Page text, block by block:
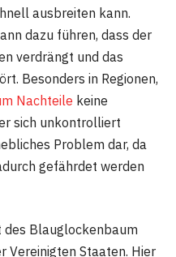
ausbreiten kann.
dazu führen, dass der
verdrängt und das
Besonders in Regionen,
Nachteile keine
sich unkontrolliert
Problem dar, da
gefährdet werden
des Blauglockenbaum
Vereinigten Staaten. Hier